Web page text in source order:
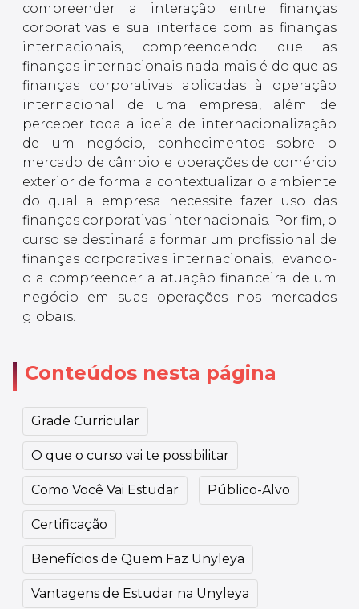
compreender a interação entre finanças
corporativas e sua interface com as finanças
internacionais, compreendendo que as
finanças internacionais nada mais é do que as
finanças corporativas aplicadas à operação
internacional de uma empresa, além de
perceber toda a ideia de internacionalização
de um negócio, conhecimentos sobre o
mercado de câmbio e operações de comércio
exterior de forma a contextualizar o ambiente
do qual a empresa necessite fazer uso das
finanças corporativas internacionais. Por fim, o
curso se destinará a formar um profissional de
finanças corporativas internacionais, levando-
o a compreender a atuação financeira de um
negócio em suas operações nos mercados
globais.
Conteúdos nesta página
Grade Curricular
O que o curso vai te possibilitar
Como Você Vai Estudar Público-Alvo
Certificação
Benefícios de Quem Faz Unyleya
Vantagens de Estudar na Unyleya